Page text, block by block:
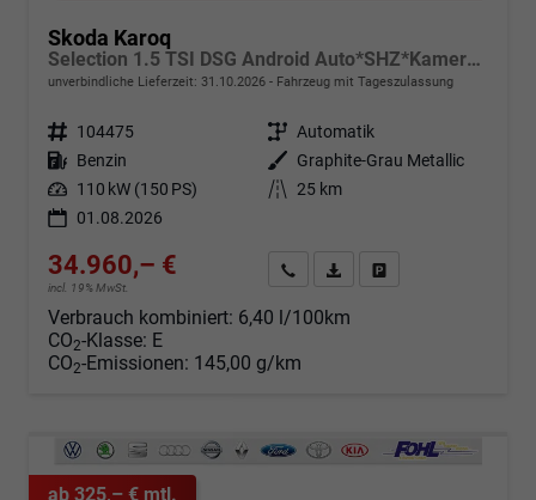
Skoda Karoq
Selection 1.5 TSI DSG Android Auto*SHZ*Kamera*Keyless*PDC v/h*Klimaauto*SUNSET*LED
unverbindliche Lieferzeit: 31.10.2026 Fahrzeug mit Tageszulassung
Fahrzeugnr. 104475 Getriebe Automatik
Kraftstoff Benzin Außenfarbe
Graphite-Grau Metallic
Leistung 110 kW (150 PS) Kilometerstand 25 km
01.08.2026
34.960,– €
incl. 19% MwSt.
Angebot anfordern
Fahrzeugexpose (PDF)
Verbrauch kombiniert: 6,40 l/100km
CO2-Klasse: E
CO2-Emissionen: 145,00 g/km
ab 325,– € mtl.